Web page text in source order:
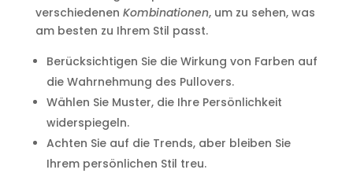
verschiedenen Kombinationen, um zu sehen, was
am besten zu Ihrem Stil passt.
Berücksichtigen Sie die Wirkung von Farben auf
die Wahrnehmung des Pullovers.
Wählen Sie Muster, die Ihre Persönlichkeit
widerspiegeln.
Achten Sie auf die Trends, aber bleiben Sie
Ihrem persönlichen Stil treu.